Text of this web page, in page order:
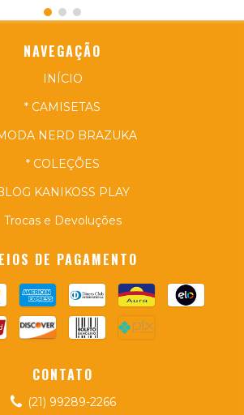
NAVEGAÇÃO
INÍCIO
* CAMISETAS
NERD BRAZUKA
* COLEÇÕES
KANIKOSS PLAY
Trocas e Devoluções
DE PAGAMENTO
CONTATO
(21) 99289-2266